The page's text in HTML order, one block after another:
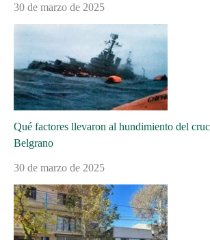
30 de marzo de 2025
Qué factores llevaron al hundimiento del
Belgrano
30 de marzo de 2025